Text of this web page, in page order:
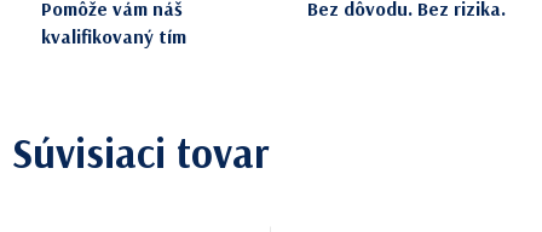
Pomôže vám náš
kvalifikovaný tím
Bez dôvodu. Bez rizika.
Súvisiaci tovar